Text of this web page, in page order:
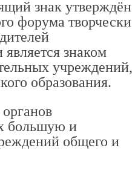
знак утверждён
форума творчески
знаком
учреждений,
образования.
большую и
общего и